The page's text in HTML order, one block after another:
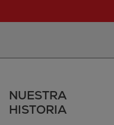
NUESTRA
HISTORIA